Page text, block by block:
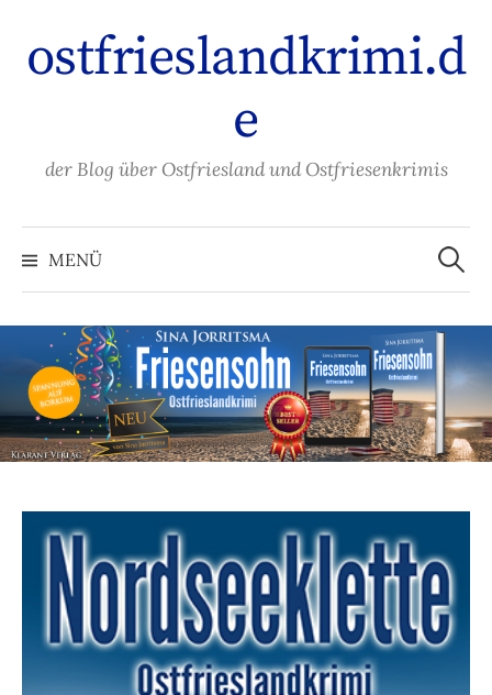
Inhalt
überspringen
ostfrieslandkrimi.d
e
der Blog über Ostfriesland und Ostfriesenkrimis
MENÜ
Suchen
nach: